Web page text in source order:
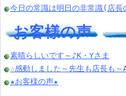
今日の常識は明日の非常識(店長
お客様の声
素晴らしいです～♪K・Yさま
☆感動しました～先生も店長も～
★お客様の声★